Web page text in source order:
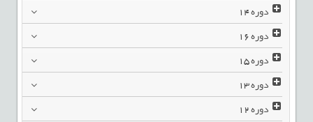
دوره14
دوره16
دوره15
دوره13
دوره12